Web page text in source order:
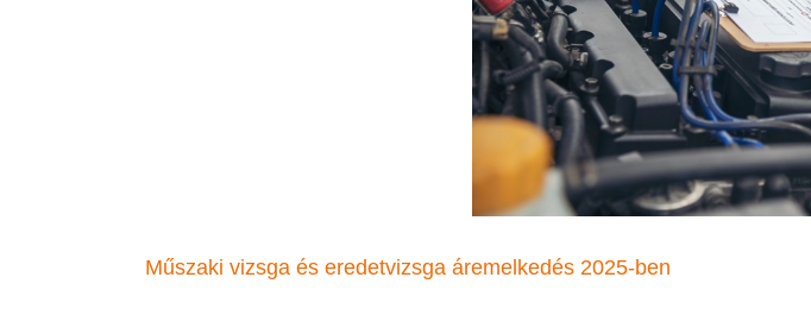
Műszaki vizsga és eredetvizsga áremelkedés 2025-ben